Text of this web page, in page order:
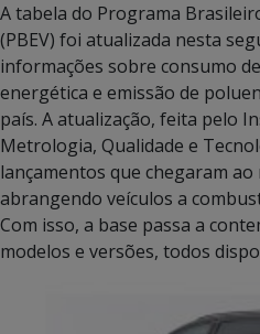
A tabela do Programa
(PBEV) foi atualizada nesta
informações sobre consumo
energética e emissão de
país. A atualização, feita pelo
Metrologia, Qualidade e
lançamentos que chegaram
abrangendo veículos a
Com isso, a base passa a
modelos e versões, todos